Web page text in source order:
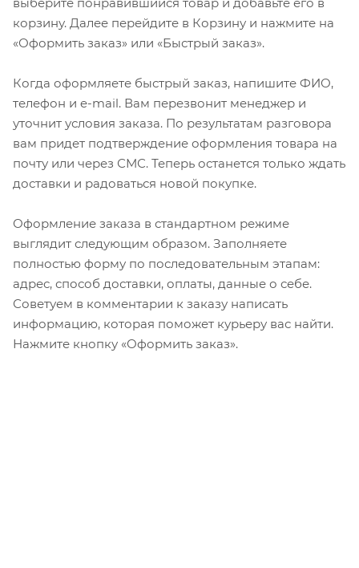
корзину. Далее перейдите в Корзину и нажмите на
«Оформить заказ» или «Быстрый заказ».
Когда оформляете быстрый заказ, напишите ФИО,
телефон и e-mail. Вам перезвонит менеджер и
уточнит условия заказа. По результатам разговора
вам придет подтверждение оформления товара на
почту или через СМС. Теперь останется только ждать
доставки и радоваться новой покупке.
Оформление заказа в стандартном режиме
выглядит следующим образом. Заполняете
полностью форму по последовательным этапам:
адрес, способ доставки, оплаты, данные о себе.
Советуем в комментарии к заказу написать
информацию, которая поможет курьеру вас найти.
Нажмите кнопку «Оформить заказ».